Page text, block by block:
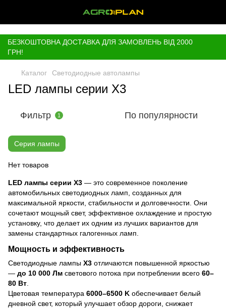
БЕЗКОШТОВНА ДОСТАВКА ДЛЯ ЗАМОВЛЕНЬ ВІД 2000
ГРН!
Каталог Светодиодные автолампы
LED лампы серии X3
Фильтр 1 По популярности
Серия лампы
Нет товаров
LED лампы серии X3 — это современное поколение
автомобильных светодиодных ламп, созданных для
максимальной яркости, стабильности и долговечности. Они
сочетают мощный свет, эффективное охлаждение и простую
установку, что делает их одним из лучших вариантов для
замены стандартных галогенных ламп.
Мощность и эффективность
Светодиодные лампы X3 отличаются повышенной яркостью
— до 10 000 Лм светового потока при потреблении всего 60–
80 Вт
Цветовая температура 6000–6500 K обеспечивает белый
дневной свет, который улучшает обзор дороги, снижает